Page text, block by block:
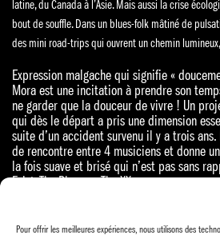
Pour offrir les meilleures expériences, nous utilisons des
latine, du Canada à l’Asie. Mais aussi la crise
bout de souffle. Dans un blues-folk mâtiné de
des mini road-trips qui ouvrent un chemin
Expression malgache qui signifie «
Mora est une incitation à prendre son
ne garder que la douceur de vivre ! Un
qui dès le départ a pris une dimension
suite d’un accident survenu il y a trois ans.
de rencontre entre 4 musiciens et donne
la fois suave et brisé qui n’est pas sans
Feist, The Blaze ou The XX.